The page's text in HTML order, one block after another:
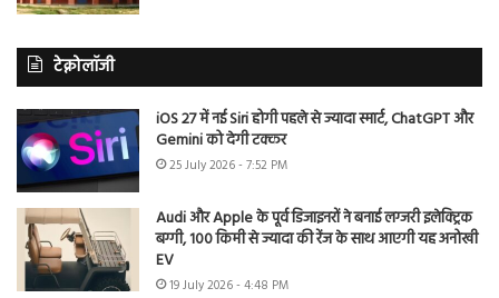
टेक्नोलॉजी
iOS 27 में नई Siri होगी पहले से ज्यादा स्मार्ट, ChatGPT और
Gemini को देगी टक्कर
25 July 2026 - 7:52 PM
Audi और Apple के पूर्व डिजाइनरों ने बनाई लग्जरी इलेक्ट्रिक
बग्गी, 100 किमी से ज्यादा की रेंज के साथ आएगी यह अनोखी
EV
19 July 2026 - 4:48 PM